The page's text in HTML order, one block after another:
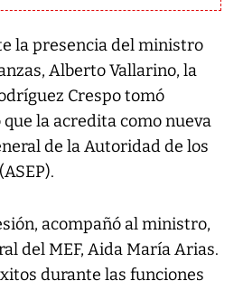
la presencia del ministro
Alberto Vallarino, la
Crespo tomó
la acredita como nueva
de la Autoridad de los
acompañó al ministro,
del MEF, Aida María Arias.
durante las funciones